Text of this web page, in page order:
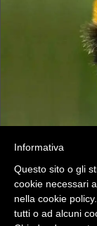
(C) La
Informativa
Questo sito o gli
cookie necessari
nella cookie
tutti o ad alcuni